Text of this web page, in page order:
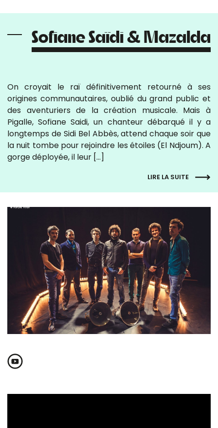
Sofiane Saïdi & Mazalda
On croyait le raï définitivement retourné à ses
origines communautaires, oublié du grand public et
des aventuriers de la création musicale. Mais à
Pigalle, Sofiane Saidi, un chanteur débarqué il y a
longtemps de Sidi Bel Abbès, attend chaque soir que
la nuit tombe pour rejoindre les étoiles (El Ndjoum). A
gorge déployée, il leur […]
LIRE LA SUITE